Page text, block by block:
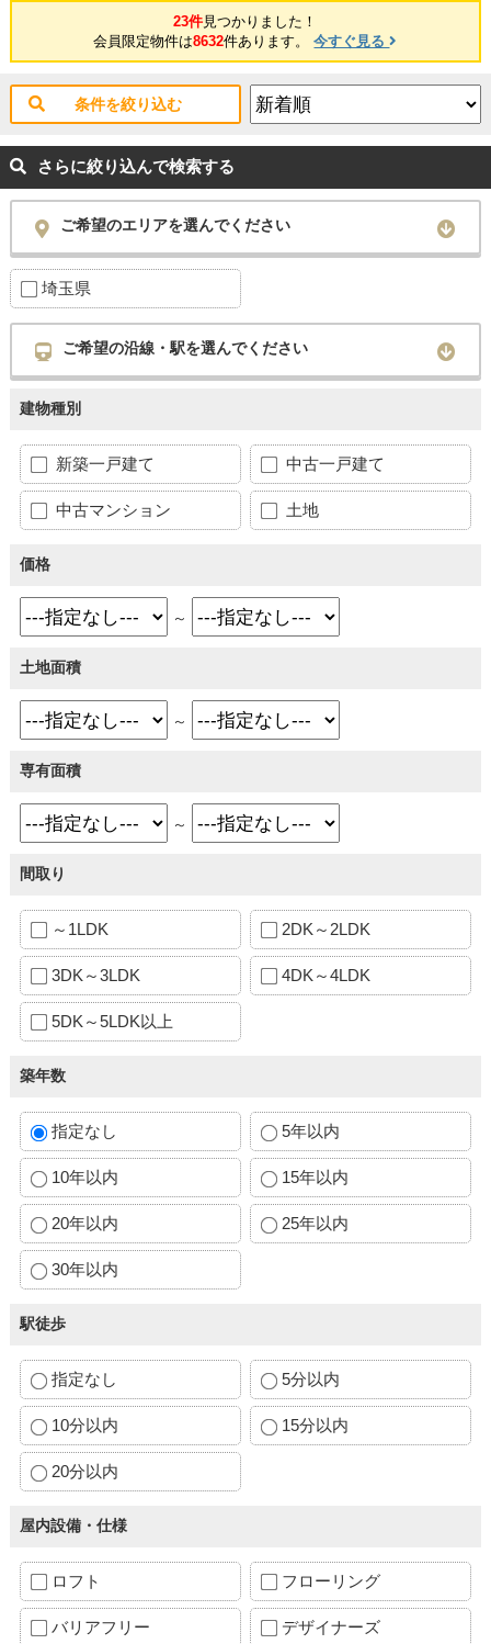
23件見つかりました！
会員限定物件は8632件あります。今すぐ見る
条件を絞り込む
さらに絞り込んで検索する
ご希望のエリアを選んでください
埼玉県
ご希望の沿線・駅を選んでください
建物種別
新築一戸建て 中古一戸建て
中古マンション 土地
価格
～
土地面積
～
専有面積
～
間取り
～1LDK 2DK～2LDK
3DK～3LDK 4DK～4LDK
5DK～5LDK以上
築年数
指定なし 5年以内
10年以内 15年以内
20年以内 25年以内
30年以内
駅徒歩
指定なし 5分以内
10分以内 15分以内
20分以内
屋内設備・仕様
ロフト フローリング
バリアフリー デザイナーズ